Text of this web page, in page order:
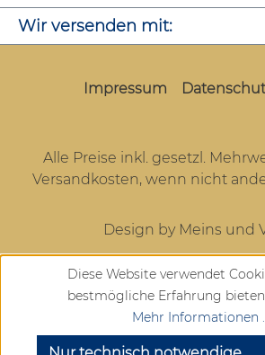
Wir versenden mit:
Impressum
Alle Preise inkl. gesetzl.
Versandkosten, wenn nicht
Design by Meins und
Diese Website verwendet
bestmögliche Erfahrung
Mehr Informationen
SEHR GUT (4.72 / 5)
aus904Bewertungen bei: google.com,